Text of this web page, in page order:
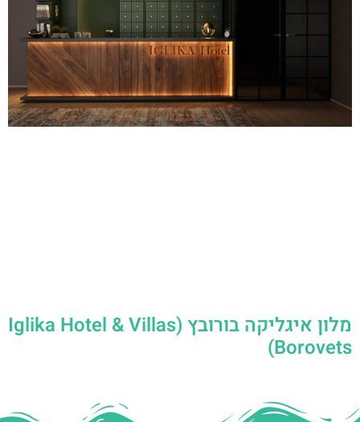
מלון איגליקה בורובץ (Iglika Hotel & Villas
Borovets)